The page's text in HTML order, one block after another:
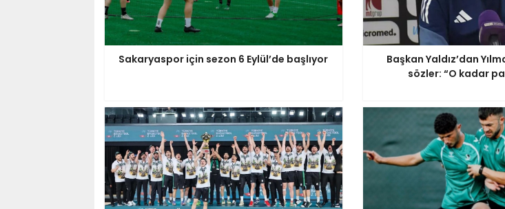
Sakaryaspor için sezon 6 Eylül’de başlıyor
Başkan Yaldız’dan
sözler: “O kadar